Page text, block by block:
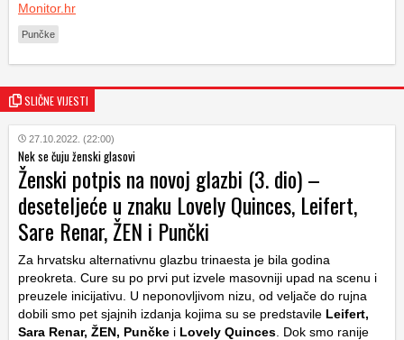
Monitor.hr
Punčke
SLIČNE VIJESTI
27.10.2022. (22:00)
Nek se čuju ženski glasovi
Ženski potpis na novoj glazbi (3. dio) –
deseteljeće u znaku Lovely Quinces, Leifert,
Sare Renar, ŽEN i Punčki
Za hrvatsku alternativnu glazbu trinaesta je bila godina
preokreta. Cure su po prvi put izvele masovniji upad na scenu i
preuzele inicijativu. U neponovljivom nizu, od veljače do rujna
dobili smo pet sjajnih izdanja kojima su se predstavile Leifert,
Sara Renar, ŽEN, Punčke i Lovely Quinces . Dok smo ranije